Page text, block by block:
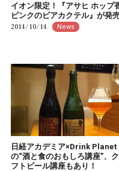
イオン限定！『アサヒ ホップ
ピンクのビアカクテル』が発
2014/10/14 News
日経アカデミア×Drink Planet
の“酒と食のおもしろ講座”、
フトビール講座もあり！